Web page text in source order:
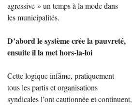
agressive » un temps à la mode dans
les municipalités.
D’abord le système crée la pauvreté,
ensuite il la met hors-la-loi
Cette logique infâme, pratiquement
tous les partis et organisations
syndicales l’ont cautionnée et continuent,